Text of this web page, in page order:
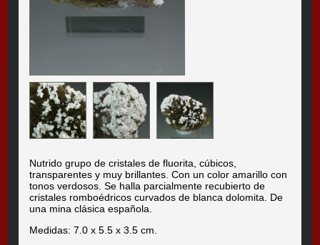
Nutrido grupo de cristales de fluorita, cúbicos,
transparentes y muy brillantes. Con un color amarillo con
tonos verdosos. Se halla parcialmente recubierto de
cristales romboédricos curvados de blanca dolomita. De
una mina clásica española.
Medidas: 7.0 x 5.5 x 3.5 cm.